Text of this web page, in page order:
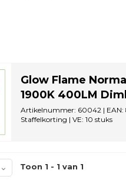
Glow Flame
1900K 400LM
Artikelnummer: 60042 | EAN:
Staffelkorting | VE: 10 stuks
Toon 1 - 1 van 1